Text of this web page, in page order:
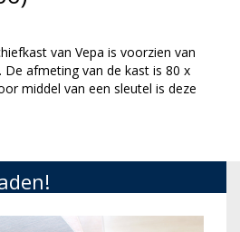
van Vepa is voorzien van
De afmeting van de kast is 80 x
middel van een sleutel is deze